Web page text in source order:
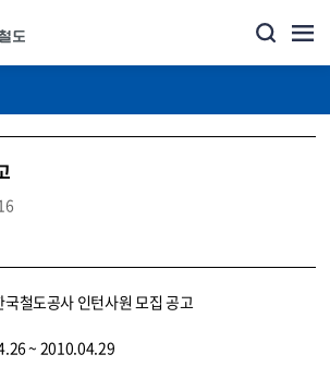
철도공사 인턴사원 모집 공고
~ 2010.04.29